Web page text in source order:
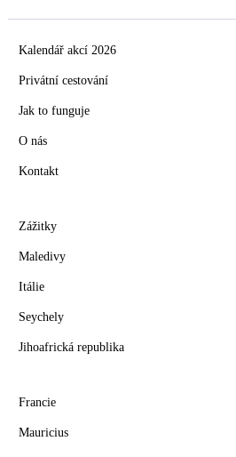
Kalendář akcí 2026
Privátní cestování
Jak to funguje
O nás
Kontakt
Zážitky
Maledivy
Itálie
Seychely
Jihoafrická republika
Francie
Mauricius